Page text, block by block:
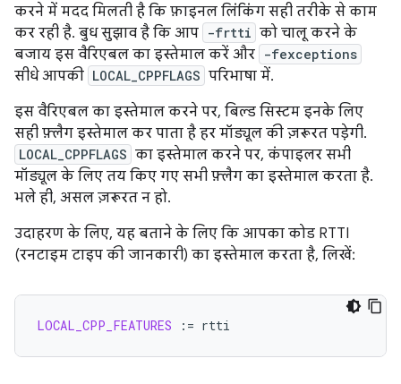
करने में मदद मिलती है कि फ़ाइनल लिंकिंग सही तरीके से काम
कर रही है. बुध सुझाव है कि आप -frtti को चालू करने के
बजाय इस वैरिएबल का इस्तेमाल करें और -fexceptions
सीधे आपकी LOCAL_CPPFLAGS परिभाषा में.
इस वैरिएबल का इस्तेमाल करने पर, बिल्ड सिस्टम इनके लिए
सही फ़्लैग इस्तेमाल कर पाता है हर मॉड्यूल की ज़रूरत पड़ेगी.
LOCAL_CPPFLAGS का इस्तेमाल करने पर, कंपाइलर सभी
मॉड्यूल के लिए तय किए गए सभी फ़्लैग का इस्तेमाल करता है.
भले ही, असल ज़रूरत न हो.
उदाहरण के लिए, यह बताने के लिए कि आपका कोड RTTI
(रनटाइम टाइप की जानकारी) का इस्तेमाल करता है, लिखें:
LOCAL_CPP_FEATURES :=